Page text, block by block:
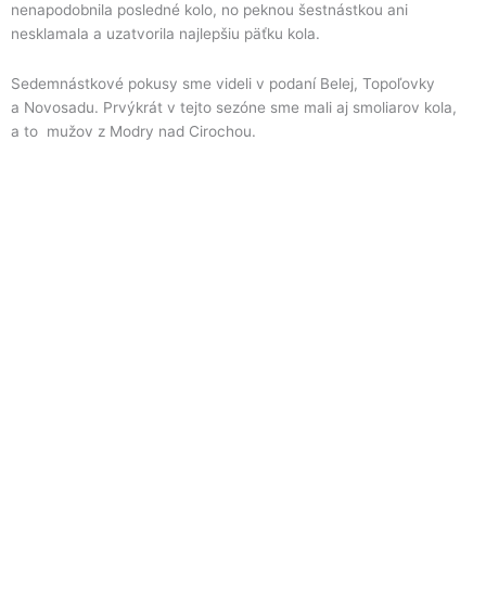
nenapodobnila posledné kolo, no peknou šestnástkou ani
nesklamala a uzatvorila najlepšiu päťku kola.
Sedemnástkové pokusy sme videli v podaní Belej, Topoľovky
a Novosadu. Prvýkrát v tejto sezóne sme mali aj smoliarov kola,
a to mužov z Modry nad Cirochou.